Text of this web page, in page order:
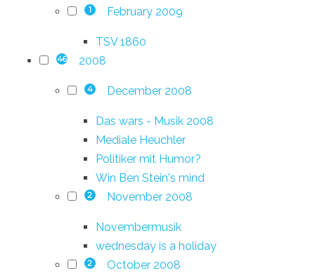
1 February 2009
TSV 1860
46 2008
4 December 2008
Das wars - Musik 2008
Mediale Heuchler
Politiker mit Humor?
Win Ben Stein's mind
2 November 2008
Novembermusik
wednesday is a holiday
2 October 2008